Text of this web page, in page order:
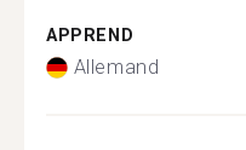
APPREND
Allemand